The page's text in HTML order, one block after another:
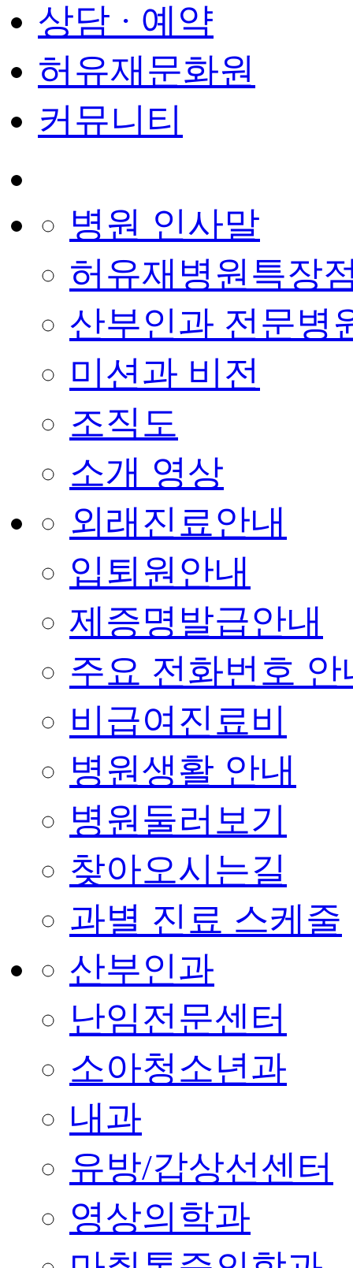
상담 · 예약
허유재문화원
커뮤니티
병원 인사말
허유재병원특장
산부인과 전문병
미션과 비전
조직도
소개 영상
외래진료안내
입퇴원안내
제증명발급안내
주요 전화번호 안
비급여진료비
병원생활 안내
병원둘러보기
찾아오시는길
과별 진료 스케줄
산부인과
난임전문센터
소아청소년과
내과
유방/갑상선센터
영상의학과